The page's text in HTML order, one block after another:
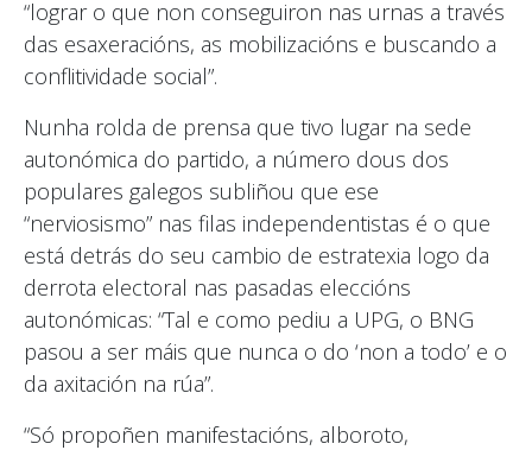
“lograr o que non conseguiron nas urnas a través
das esaxeracións, as mobilizacións e buscando a
conflitividade social”.
Nunha rolda de prensa que tivo lugar na sede
autonómica do partido, a número dous dos
populares galegos subliñou que ese
“nerviosismo” nas filas independentistas é o que
está detrás do seu cambio de estratexia logo da
derrota electoral nas pasadas eleccións
autonómicas: “Tal e como pediu a UPG, o BNG
pasou a ser máis que nunca o do ‘non a todo’ e o
da axitación na rúa”.
“Só propoñen manifestacións, alboroto,